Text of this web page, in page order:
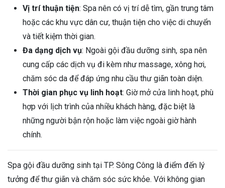
Vị trí thuận tiện: Spa nên có vị trí dễ tìm, gần trung tâm
hoặc các khu vực dân cư, thuận tiện cho việc di chuyển
và tiết kiệm thời gian.
Đa dạng dịch vụ: Ngoài gội đầu dưỡng sinh, spa nên
cung cấp các dịch vụ đi kèm như massage, xông hơi,
chăm sóc da để đáp ứng nhu cầu thư giãn toàn diện.
Thời gian phục vụ linh hoạt: Giờ mở cửa linh hoạt, phù
hợp với lịch trình của nhiều khách hàng, đặc biệt là
những người bận rộn hoặc làm việc ngoài giờ hành
chính.
Spa gội đầu dưỡng sinh tại TP. Sông Công là điểm đến lý
tưởng để thư giãn và chăm sóc sức khỏe. Với không gian